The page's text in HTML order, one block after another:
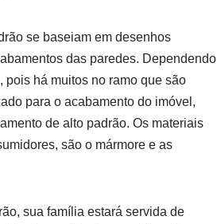
se baseiam em desenhos
das paredes. Dependendo
há muitos no ramo que são
para o acabamento do imóvel,
de alto padrão. Os materiais
são o mármore e as
sua família estará servida de